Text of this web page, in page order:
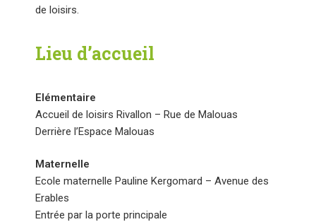
de loisirs.
Lieu d’accueil
Elémentaire
Accueil de loisirs Rivallon – Rue de Malouas
Derrière l’Espace Malouas
Maternelle
Ecole maternelle Pauline Kergomard – Avenue des
Erables
Entrée par la porte principale